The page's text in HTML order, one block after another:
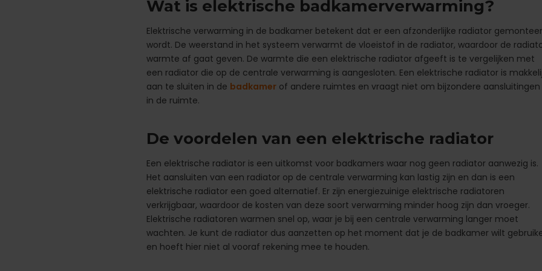
Wat is elektrische badkamerverwarming?
Elektrische verwarming in de badkamer betekent dat er een afzonderlijke radiator
wordt. De weerstand in het systeem verwarmt de vloeistof in de radiator, waardoor de
warmte af gaat geven. De warmte die een elektrische radiator afgeeft is te vergelijken met
een radiator die op de centrale verwarming is aangesloten. Een elektrische radiator is
aan te sluiten in de badkamer of andere ruimtes en vraagt niet om bijzondere aansluitingen
in de ruimte.
De voordelen van een elektrische radiator
Een elektrische radiator is een uitkomst voor badkamers waar nog geen radiator aanwezig is.
Het aansluiten van een radiator op de centrale verwarming kan lastig zijn en dan is een
elektrische radiator een goed alternatief. Er zijn energiezuinige elektrische radiatoren
verkrijgbaar, waardoor de kosten van deze soort verwarming minder hoog zijn dan vroeger.
Elektrische radiatoren warmen snel op, waar je bij een centrale verwarming langer moet
wachten. Je kunt de radiator dus aanzetten op het moment dat je de badkamer wilt
en hoeft hier niet al vooraf rekening mee te houden.